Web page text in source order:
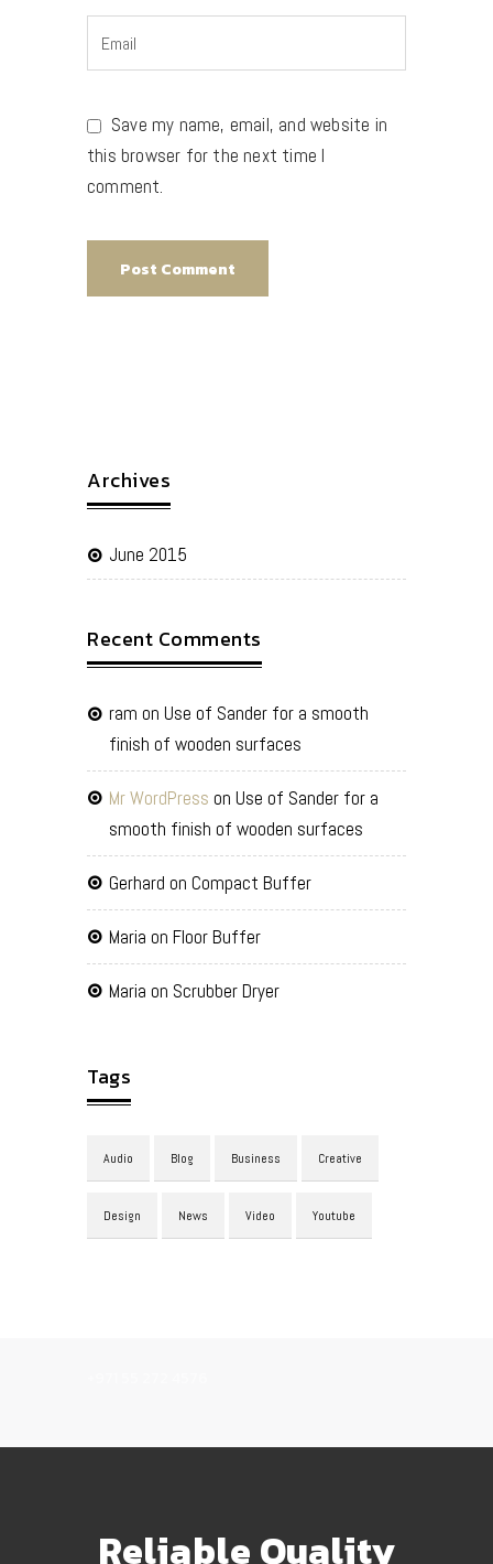
Save my name, email, and website in
this browser for the next time I
comment.
Archives
June 2015
Recent Comments
ram on Use of Sander for a smooth
finish of wooden surfaces
Mr WordPress on Use of Sander for a
smooth finish of wooden surfaces
Gerhard on Compact Buffer
Maria on Floor Buffer
Maria on Scrubber Dryer
Tags
Audio Blog Business Creative
Design News Video Youtube
Reliable Quality